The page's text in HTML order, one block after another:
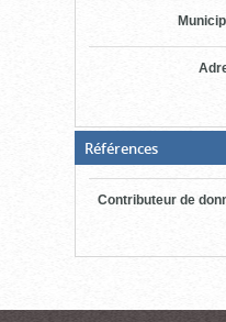
Références(Boite
fermée,
cliquer
pour
ouvrir)
Contributeur de